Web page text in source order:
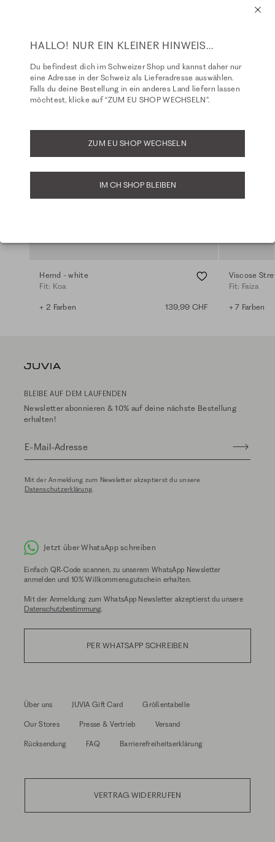
Hemd - white
Fit: Koa
+ 2 Farben 139,99 CHF
Viscose
Fit: Faiza
+ 7 Farben
BLEIBE AUF DEM LAUFENDEN
Newsletter abonnieren & 10% auf deine nächste Bestellung
erhalten!
E-Mail-Adresse
Mit der Anmeldung zum Newsletter akzeptierst du unsere
Datenschutzerklärung.
Jetzt über WhatsApp schreiben
Einfach QR-Code scannen, zu unserem WhatsApp Newsletter
anmelden und 10% Willkommensgutschein erhalten.
Mit der Anmeldung zum WhatsApp Newsletter akzeptierst du unsere
Datenschutzbestimmung.
PER WHATSAPP SCHREIBEN
Über uns JUVIA Gift Card Größentabelle
Our Stores Presse & Vertrieb Versand
Rücksendung FAQ Barrierefreiheitserklärung
VERTRAG WIDERRUFEN
HALLO! NUR EIN KLEINER HINWEIS...
Du befindest dich im Schweizer Shop und kannst daher nur
eine Adresse in der Schweiz als Lieferadresse auswählen.
Falls du deine Bestellung in ein anderes Land liefern lassen
möchtest, klicke auf “ZUM EU SHOP WECHSELN”.
ZUM EU SHOP WECHSELN
IM CH SHOP BLEIBEN